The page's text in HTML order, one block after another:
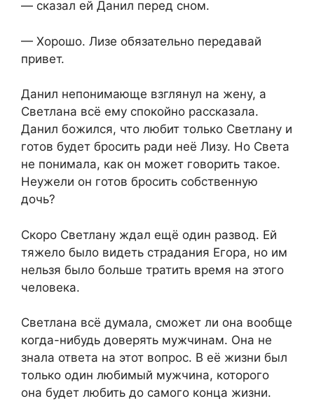
— сказал ей Данил перед сном.
— Хорошо. Лизе обязательно передавай
привет.
Данил непонимающе взглянул на жену, а
Светлана всё ему спокойно рассказала.
Данил божился, что любит только Светлану и
готов будет бросить ради неё Лизу. Но Света
не понимала, как он может говорить такое.
Неужели он готов бросить собственную
дочь?
Скоро Светлану ждал ещё один развод. Ей
тяжело было видеть страдания Егора, но им
нельзя было больше тратить время на этого
человека.
Светлана всё думала, сможет ли она вообще
когда-нибудь доверять мужчинам. Она не
знала ответа на этот вопрос. В её жизни был
только один любимый мужчина, которого
она будет любить до самого конца жизни.